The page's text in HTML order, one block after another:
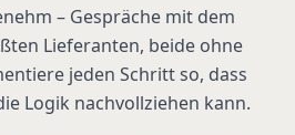
– Gespräche mit dem
Lieferanten, beide ohne
jeden Schritt so, dass
Logik nachvollziehen kann.